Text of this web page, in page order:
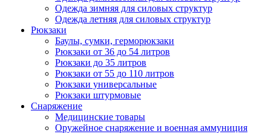
Одежда зимняя для силовых структур
Одежда летняя для силовых структур
Рюкзаки
Баулы, сумки, герморюкзаки
Рюкзаки от 36 до 54 литров
Рюкзаки до 35 литров
Рюкзаки от 55 до 110 литров
Рюкзаки универсальные
Рюкзаки штурмовые
Снаряжение
Медицинские товары
Оружейное снаряжение и военная аммуниция